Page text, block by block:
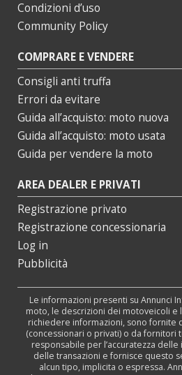
Condizioni d’uso
Community Policy
COMPRARE E VENDERE
Consigli anti truffa
Errori da evitare
Guida all’acquisto: moto nuova
Guida all’acquisto: moto usata
Guida per vendere la moto
AREA DEALER E PRIVATI
Registrazione privato
Registrazione concessionaria
Log in
Pubblicità
Le informazioni presenti su Annunci
moto, le descrizioni dei motoveicoli
richiedere informazioni, sono fornite
(concessionari o privati) o da fornitori
responsabile per l’accuratezza
delle transazioni e fornisce questo
alcun tipo, implicita o espressa.